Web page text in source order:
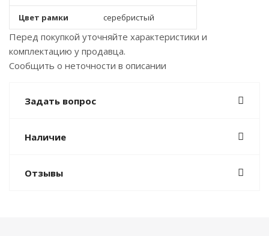
Цвет рамки серебристый
Перед покупкой уточняйте характеристики и
комплектацию у продавца.
Сообщить о неточности в описании
Задать вопрос
Наличие
Отзывы